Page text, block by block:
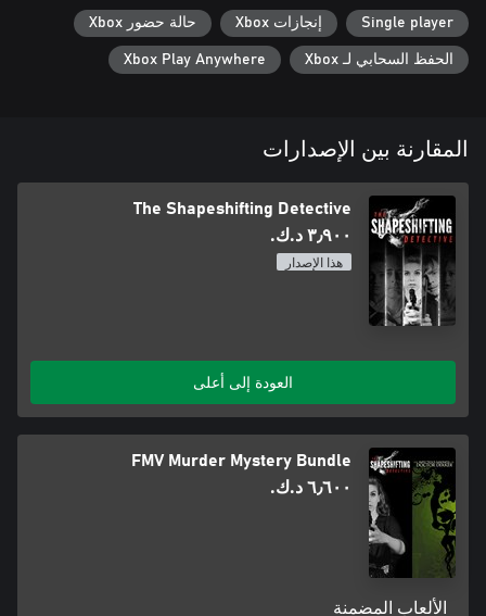
Single player إنجازات Xbox حالة حضور Xbox
الحفظ السحابي لـ Xbox Xbox Play Anywhere
المقارنة بين الإصدارات
The Shapeshifting Detective
٣٫٩٠٠ د.ك.‏
هذا الإصدار
العودة إلى أعلى
FMV Murder Mystery Bundle
٦٫٦٠٠ د.ك.‏
الألعاب المضمنة